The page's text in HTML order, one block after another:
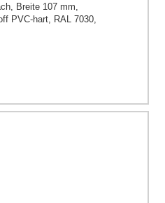
Breite 107 mm,
PVC-hart, RAL 7030,